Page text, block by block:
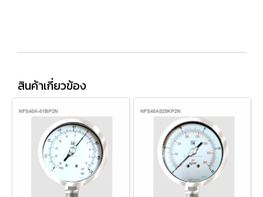
สินค้าเกี่ยวข้อง